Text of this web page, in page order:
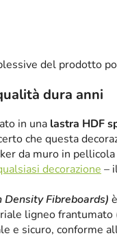
del prodotto
dura anni
in una lastra HDF
che questa
da muro in
decorazione –
Density Fibreboards)
ligneo frantumato
e sicuro, conforme